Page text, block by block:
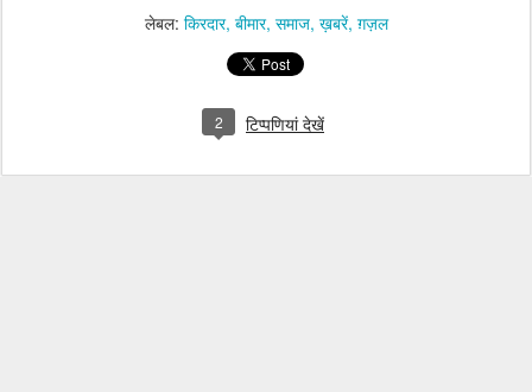
लेबल: किरदार बीमार समाज ख़बरें ग़ज़ल
2 टिप्पणियां देखें